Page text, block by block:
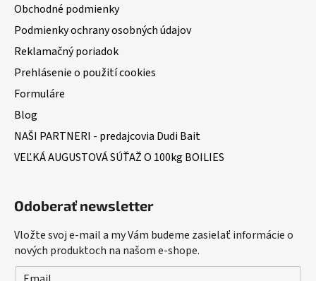
Obchodné podmienky
Podmienky ochrany osobných údajov
Reklamačný poriadok
Prehlásenie o použití cookies
Formuláre
Blog
NAŠI PARTNERI - predajcovia Dudi Bait
VEĽKÁ AUGUSTOVÁ SÚŤAŽ O 100kg BOILIES
Odoberať newsletter
Vložte svoj e-mail a my Vám budeme zasielať informácie o
nových produktoch na našom e-shope.